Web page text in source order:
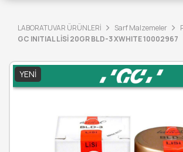
LABORATUVAR ÜRÜNLERİ Sarf Malzemeler
GC INITIAL LİSİ 20GR BLD-3 XWHITE 10002967
YENI